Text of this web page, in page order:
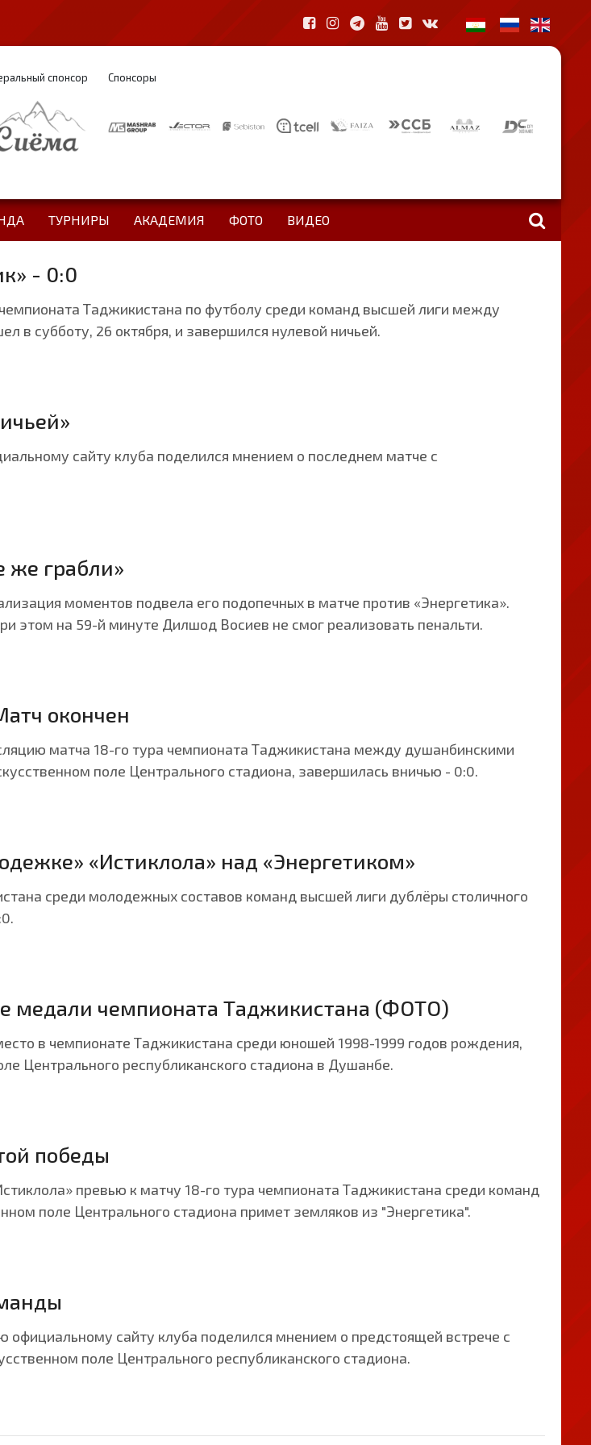
спонсор Спонсоры
ТУРНИРЫ АКАДЕМИЯ ФОТО ВИДЕО
- 0:0
Таджикистана по футболу среди команд высшей лиги между
в субботу, 26 октября, и завершился нулевой ничьей.
сайту клуба поделился мнением о последнем матче с
же грабли»
моментов подвела его подопечных в матче против «Энергетика».
этом на 59-й минуте Дилшод Восиев не смог реализовать пенальти.
окончен
матча 18-го тура чемпионата Таджикистана между душанбинскими
поле Центрального стадиона, завершилась вничью - 0:0.
«Истиклола» над «Энергетиком»
среди молодежных составов команд высшей лиги дублёры столичного
медали чемпионата Таджикистана (ФОТО)
в чемпионате Таджикистана среди юношей 1998-1999 годов рождения,
Центрального республиканского стадиона в Душанбе.
победы
превью к матчу 18-го тура чемпионата Таджикистана среди команд
поле Центрального стадиона примет земляков из "Энергетика".
официальному сайту клуба поделился мнением о предстоящей встрече с
поле Центрального республиканского стадиона.